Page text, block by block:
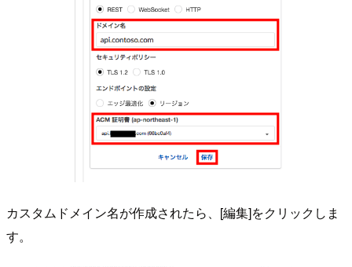
カスタムドメイン名が作成されたら、[編集]をクリックしま
す。